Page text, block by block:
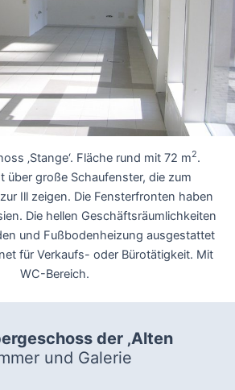
‚Stange‘. Fläche rund mit 72 m2.
über große Schaufenster, die zum
Ill zeigen. Die Fensterfronten haben
Die hellen Geschäftsräumlichkeiten
und Fußbodenheizung ausgestattet
für Verkaufs- oder Bürotätigkeit. Mit
WC-Bereich.
der ‚Alten
und Galerie